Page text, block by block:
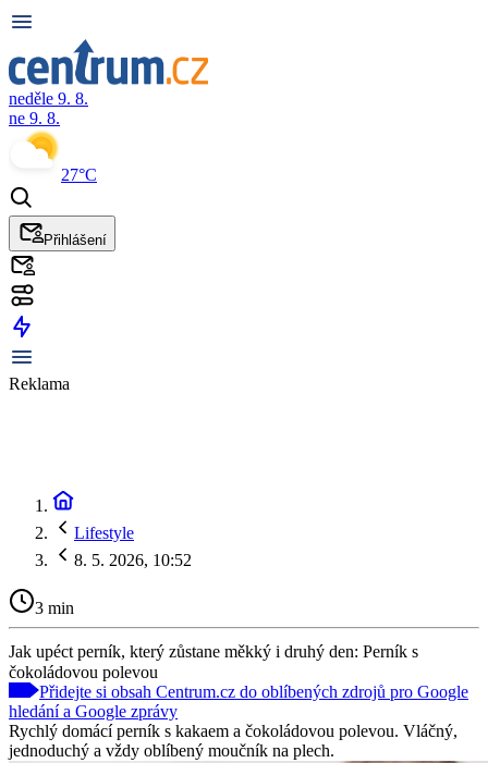
neděle 9. 8.
ne 9. 8.
27°C
Přihlášení
Reklama
Lifestyle
8. 5. 2026, 10:52
3 min
Jak upéct perník, který zůstane měkký i druhý den: Perník s
čokoládovou polevou
Přidejte si obsah Centrum.cz do oblíbených zdrojů pro Google
hledání a Google zprávy
Rychlý domácí perník s kakaem a čokoládovou polevou. Vláčný,
jednoduchý a vždy oblíbený moučník na plech.